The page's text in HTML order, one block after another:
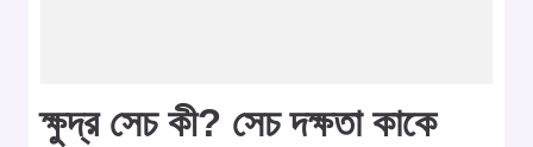
ক্ষুদ্র সেচ কী? সেচ দক্ষতা কাকে